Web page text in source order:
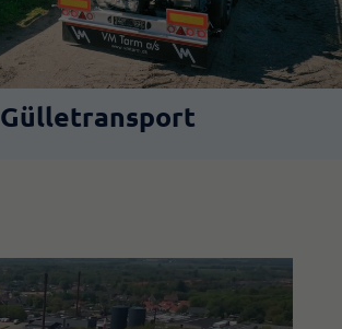
Gülletransport